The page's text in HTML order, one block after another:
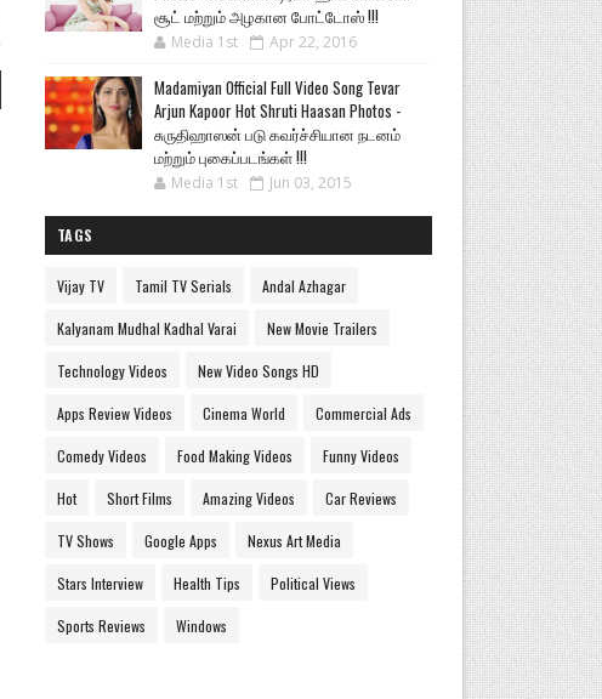
சூட் மற்றும் அழகான போட்டோஸ் !!!
Media 1st Apr 22, 2016
Madamiyan Official Full Video Song Tevar
Arjun Kapoor Hot Shruti Haasan Photos -
சுருதிஹாஸன் படு கவர்ச்சியான நடனம்
மற்றும் புகைப்படங்கள் !!!
Media 1st Jun 03, 2015
TAGS
Vijay TV Tamil TV Serials Andal Azhagar
Kalyanam Mudhal Kadhal Varai New Movie Trailers
Technology Videos New Video Songs HD
Apps Review Videos Cinema World Commercial Ads
Comedy Videos Food Making Videos Funny Videos
Hot Short Films Amazing Videos Car Reviews
TV Shows Google Apps Nexus Art Media
Stars Interview Health Tips Political Views
Sports Reviews Windows